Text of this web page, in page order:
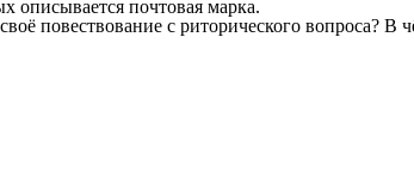
описывается почтовая марка.
своё повествование с риторического